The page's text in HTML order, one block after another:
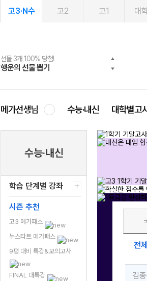
고3·N수 고2 고1 대
선물 3개 100% 당첨!
행운의 선물 뽑기
선물 100% 증정!
메가스터디 X 올리브
여름방학 스터디 캐시백
메가런 썸머스쿨
2027 러셀 단과
강사 공개선발
스마트러닝앱
설문 EVENT
메가패스
3일 무료 체험권
메가패스 수강생 무료혜택!
메가클럽 멤버십
사회공헌 캠페인
희망이룸 메가나눔
메가선생님 수능·내신 대학별고
수능·내신
학습 단계별 강좌
시즌 추천
고3 메가패스
뉴스타트 메가패스
9평 대비 특강&모의고사
FINAL 대특강
전
김